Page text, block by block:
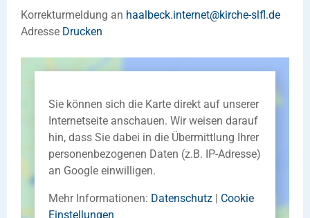
Korrekturmeldung an haalbeck.internet@kirche-slfl.de
Adresse Drucken
Sie können sich die Karte direkt auf unserer
Internetseite anschauen. Wir weisen darauf
hin, dass Sie dabei in die Übermittlung Ihrer
personenbezogenen Daten (z.B. IP-Adresse)
an Google einwilligen.
Mehr Informationen: Datenschutz | Cookie
Einstellungen